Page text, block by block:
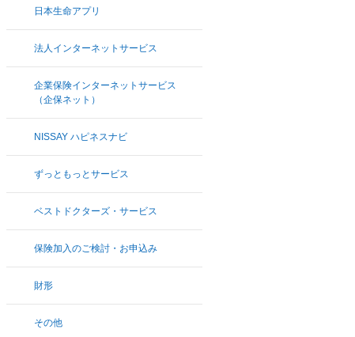
日本生命アプリ
法人インターネットサービス
企業保険インターネットサービス
（企保ネット）
NISSAY ハピネスナビ
ずっともっとサービス
ベストドクターズ・サービス
保険加入のご検討・お申込み
財形
その他